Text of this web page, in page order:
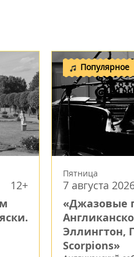
12+
Популярное
Пятница
7 августа
«Джазовые
Эллингтон,
Scorpions»